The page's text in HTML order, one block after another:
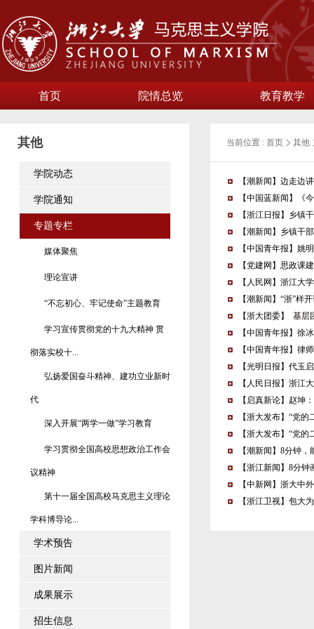
首页 院情总览 教育教学
其他
学院动态
学院通知
专题专栏
媒体聚焦
理论宣讲
“不忘初心、牢记使命”主题教育
学习宣传贯彻党的十九大精神 贯
彻落实校十...
弘扬爱国奋斗精神、建功立业新时
代
深入开展“两学一做”学习教育
学习贯彻全国高校思想政治工作会
议精神
第十一届全国高校马克思主义理论
学科博导论...
学术预告
图片新闻
成果展示
招生信息
当前位置 : 首页 其他
【潮新闻】边走边
【中国蓝新闻】《
【浙江日报】乡镇
【潮新闻】乡镇干
【中国青年报】姚
【党建网】思政课
【人民网】浙江大
【潮新闻】“浙”样
【浙大团委】
基层
【中国青年报】徐
【中国青年报】律
【光明日报】代玉
【人民日报】浙江
【启真新论】赵坤
【浙大发布】“党
【浙大发布】“党
【潮新闻】8分钟
【浙江新闻】8分
【中新网】浙大中
【浙江卫视】包大